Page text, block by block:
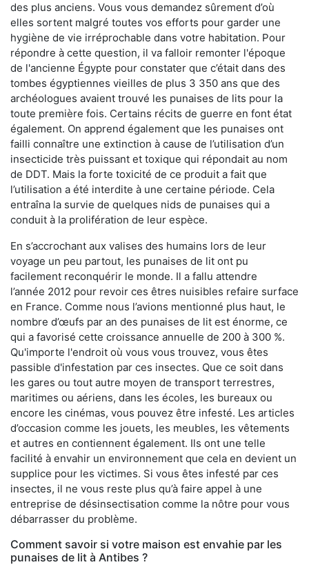
des plus anciens. Vous vous demandez sûrement d’où
elles sortent malgré toutes vos efforts pour garder une
hygiène de vie irréprochable dans votre habitation. Pour
répondre à cette question, il va falloir remonter l'époque
de l'ancienne Égypte pour constater que c’était dans des
tombes égyptiennes vieilles de plus 3 350 ans que des
archéologues avaient trouvé les punaises de lits pour la
toute première fois. Certains récits de guerre en font état
également. On apprend également que les punaises ont
failli connaître une extinction à cause de l’utilisation d’un
insecticide très puissant et toxique qui répondait au nom
de DDT. Mais la forte toxicité de ce produit a fait que
l’utilisation a été interdite à une certaine période. Cela
entraîna la survie de quelques nids de punaises qui a
conduit à la prolifération de leur espèce.
En s’accrochant aux valises des humains lors de leur
voyage un peu partout, les punaises de lit ont pu
facilement reconquérir le monde. Il a fallu attendre
l’année 2012 pour revoir ces êtres nuisibles refaire surface
en France. Comme nous l’avions mentionné plus haut, le
nombre d’œufs par an des punaises de lit est énorme, ce
qui a favorisé cette croissance annuelle de 200 à 300 %.
Qu'importe l'endroit où vous vous trouvez, vous êtes
passible d'infestation par ces insectes. Que ce soit dans
les gares ou tout autre moyen de transport terrestres,
maritimes ou aériens, dans les écoles, les bureaux ou
encore les cinémas, vous pouvez être infesté. Les articles
d’occasion comme les jouets, les meubles, les vêtements
et autres en contiennent également. Ils ont une telle
facilité à envahir un environnement que cela en devient un
supplice pour les victimes. Si vous êtes infesté par ces
insectes, il ne vous reste plus qu’à faire appel à une
entreprise de désinsectisation comme la nôtre pour vous
débarrasser du problème.
Comment savoir si votre maison est envahie par les
punaises de lit à Antibes ?